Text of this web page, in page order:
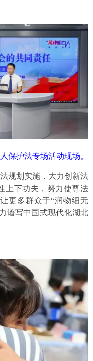
保护法专场活动现场。
规划实施，大力创新法
上下功夫，努力使尊法
更多群众于“润物细无
谱写中国式现代化湖北